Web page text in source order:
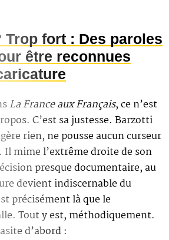
Trop fort : Des paroles
être reconnues
La France aux Français, ce n’est
C’est sa justesse. Barzotti
rien, ne pousse aucun curseur
Il mime l’extrême droite de son
presque documentaire, au
devient indiscernable du
précisément là que le
Tout y est, méthodiquement.
d’abord :